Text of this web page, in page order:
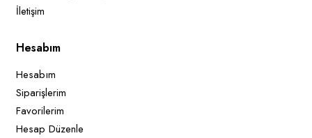
İletişim
Hesabım
Hesabım
Siparişlerim
Favorilerim
Hesap Düzenle